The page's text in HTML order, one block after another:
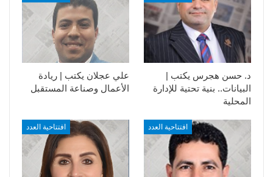
علي عجلان يكتب | ريادة
الأعمال وصناعة المستقبل
د. حسن هجرس يكتب |
البيانات.. بنية تحتية للإدارة
المحلية
افتتاحية العدد افتتاحية العدد